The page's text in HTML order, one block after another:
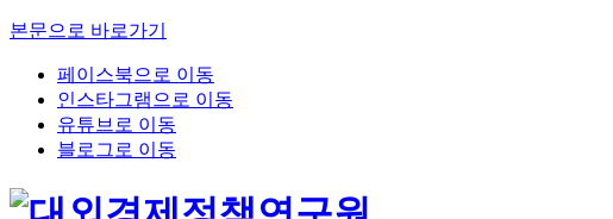
본문으로 바로가기
페이스북으로 이동
인스타그램으로 이동
유튜브로 이동
블로그로 이동